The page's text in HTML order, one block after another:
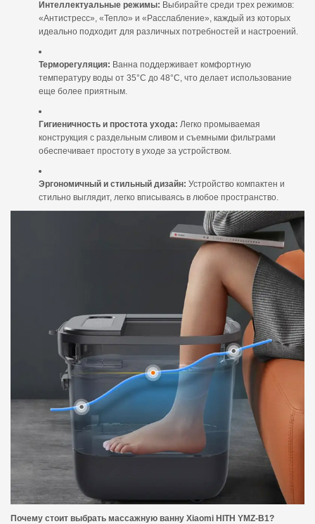
Интеллектуальные режимы: Выбирайте среди трех режимов:
«Антистресс», «Тепло» и «Расслабление», каждый из которых
идеально подходит для различных потребностей и настроений.
Терморегуляция: Ванна поддерживает комфортную
температуру воды от 35°C до 48°C, что делает использование
еще более приятным.
Гигиеничность и простота ухода: Легко промываемая
конструкция с раздельным сливом и съемными фильтрами
обеспечивает простоту в уходе за устройством.
Эргономичный и стильный дизайн: Устройство компактен и
стильно выглядит, легко вписываясь в любое пространство.
Почему стоит выбрать массажную ванну Xiaomi HITH YMZ-B1?